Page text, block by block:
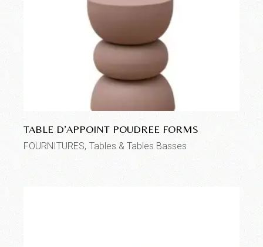
TABLE D’APPOINT POUDREE FORMS
FOURNITURES Tables & Tables Basses